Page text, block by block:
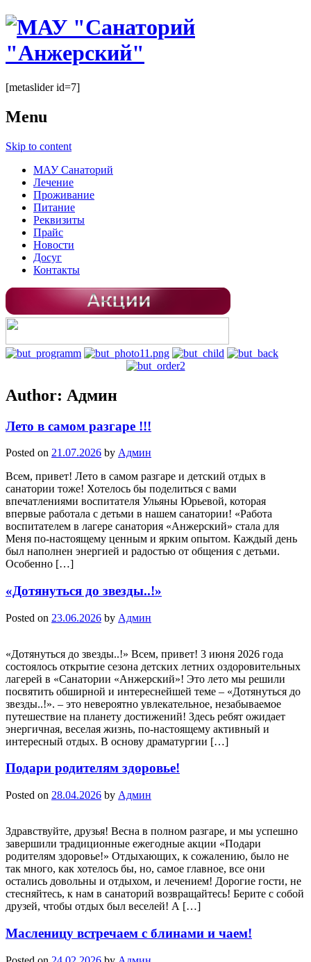
[metaslider id=7]
Menu
Skip to content
МАУ Санаторий
Лечение
Проживание
Питание
Реквизиты
Прайс
Новости
Досуг
Контакты
Author: Админ
Лето в самом разгаре !!!
Posted on 21.07.2026 by Админ
Всем, привет! Лето в самом разгаре и детский отдых в
санатории тоже! Хотелось бы поделиться с вами
впечатлениями воспитателя Ульяны Юрьевой, которая
впервые работала с детьми в нашем санатории! «Работа
воспитателем в лагере санатория «Анжерский» стала для
Меня по-настоящему ценным и ярким опытом. Каждый день
был наполнен энергией и радостью от общения с детьми.
Особенно […]
«Дотянуться до звезды..!»
Posted on 23.06.2026 by Админ
«Дотянуться до звезды..!» Всем, привет! 3 июня 2026 года
состоялось открытие сезона детских летних оздоровительных
лагерей в «Санатории «Анжерский»! Это лето мы решили
посвятить обширной и интереснейшей теме – «Дотянуться до
звезды..!». – это невероятно увлекательное, незабываемое
путешествие на планету достижений! Здесь ребят ожидает
энергичная, веселая жизнь, по-настоящему активный и
интересный отдых. В основу драматургии […]
Подари родителям здоровье!
Posted on 28.04.2026 by Админ
Здравствуйте, друзья! Весна в полном разгаре, и мы успешно
завершили традиционные ежегодные акции «Подари
родителям здоровье!» Отдыхающих, к сожалению, было не
так много, как хотелось бы, но, самое главное, все они
остались довольны и отдыхом, и лечением! Дорогие гости, не
стесняйтесь, к нам в санаторий возвращайтесь! Берите с собой
друзей, чтобы отдых был веселей! А […]
Масленицу встречаем с блинами и чаем!